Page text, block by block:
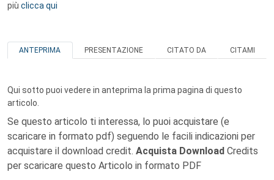
più clicca qui
ANTEPRIMA PRESENTAZIONE CITATO DA CITAMI
Qui sotto puoi vedere in anteprima la prima pagina di questo
articolo.
Se questo articolo ti interessa, lo puoi acquistare (e
scaricare in formato pdf) seguendo le facili indicazioni per
acquistare il download credit. Acquista Download Credits
per scaricare questo Articolo in formato PDF